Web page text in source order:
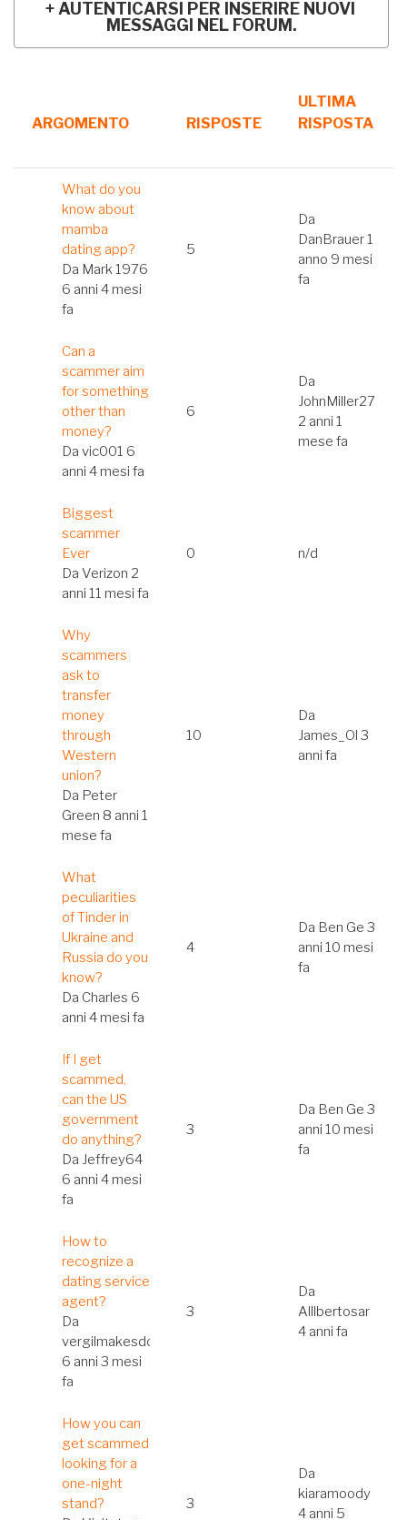
AUTENTICARSI PER INSERIRE NUOVI
MESSAGGI NEL FORUM.
ARGOMENTO RISPOSTE
ULTIMA
RISPOSTA
IN
ASCENDENTE
Discussione
normale
What do you
know about
mamba
dating app?
Da Mark 1976
6 anni 4 mesi
fa
5
Da
DanBrauer1
anno 9 mesi
fa
Discussione
normale
Can a
scammer aim
for something
other than
money?
Da vic001 6
anni 4 mesi fa
6
Da
JohnMiller27
2 anni 1
mese fa
Discussione
normale
Biggest
scammer
Ever
Da Verizon 2
anni 11 mesi fa
0 n/d
Discussione
normale
Why
scammers
ask to
transfer
money
through
Western
union?
Da Peter
Green 8 anni 1
mese fa
10
Da
James_Ol 3
anni fa
Discussione
normale
What
peculiarities
of Tinder in
Ukraine and
Russia do you
know?
Da Charles 6
anni 4 mesi fa
4
Da Ben Ge 3
anni 10 mesi
fa
Discussione
normale
If I get
scammed,
can the US
government
do anything?
Da Jeffrey64
6 anni 4 mesi
fa
3
Da Ben Ge 3
anni 10 mesi
fa
Discussione
normale
How to
recognize a
dating service
agent?
Da
vergilmakesdc
6 anni 3 mesi
fa
3
Da
Alllbertosar
4 anni fa
Discussione
normale
How you can
get scammed
looking for a
one-night
stand?
3
Da
kiaramoody
4 anni 5